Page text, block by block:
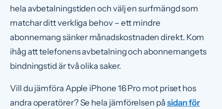
hela avbetalningstiden och välj en surfmängd som
matchar ditt verkliga behov – ett mindre
abonnemang sänker månadskostnaden direkt. Kom
ihåg att telefonens avbetalning och abonnemangets
bindningstid är två olika saker.
Vill du jämföra Apple iPhone 16 Pro mot priset hos
andra operatörer? Se hela jämförelsen på sidan för